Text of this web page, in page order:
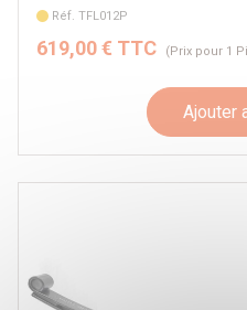
Réf. TFL012P
619,00 € TTC (Prix pour 1
Ajouter